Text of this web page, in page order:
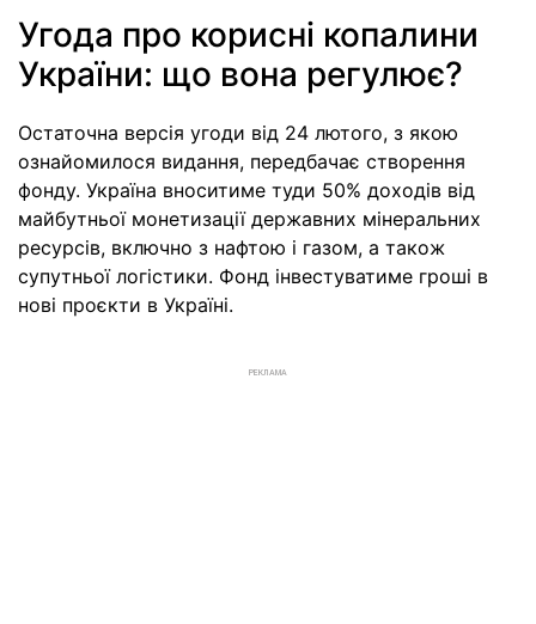
Угода про корисні копалини
України: що вона регулює?
Остаточна версія угоди від 24 лютого, з якою
ознайомилося видання, передбачає створення
фонду. Україна вноситиме туди 50% доходів від
майбутньої монетизації державних мінеральних
ресурсів, включно з нафтою і газом, а також
супутньої логістики. Фонд інвестуватиме гроші в
нові проєкти в Україні.
РЕКЛАМА